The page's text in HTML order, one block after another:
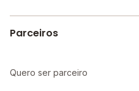
Parceiros
Quero ser parceiro